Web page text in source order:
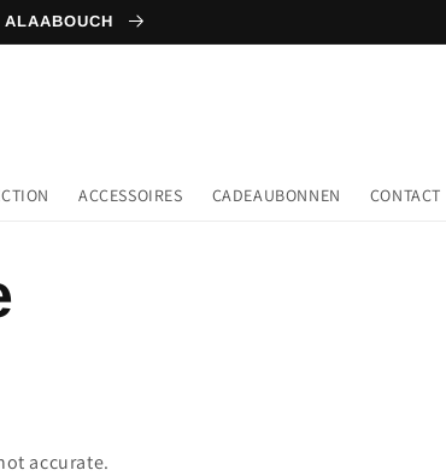
ACCESSOIRES CADEAUBONNEN CONTACT
accurate.